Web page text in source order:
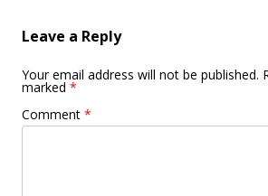
Leave a Reply
Your email address will not be published.
marked *
Comment *